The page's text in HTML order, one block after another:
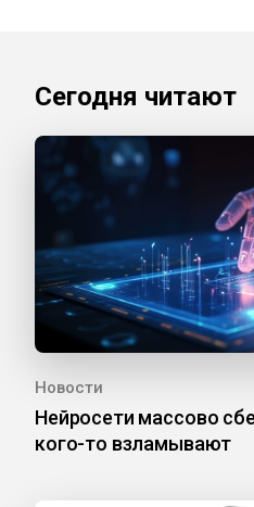
Сегодня читают
Новости
Нейросети массово
кого-то взламывают